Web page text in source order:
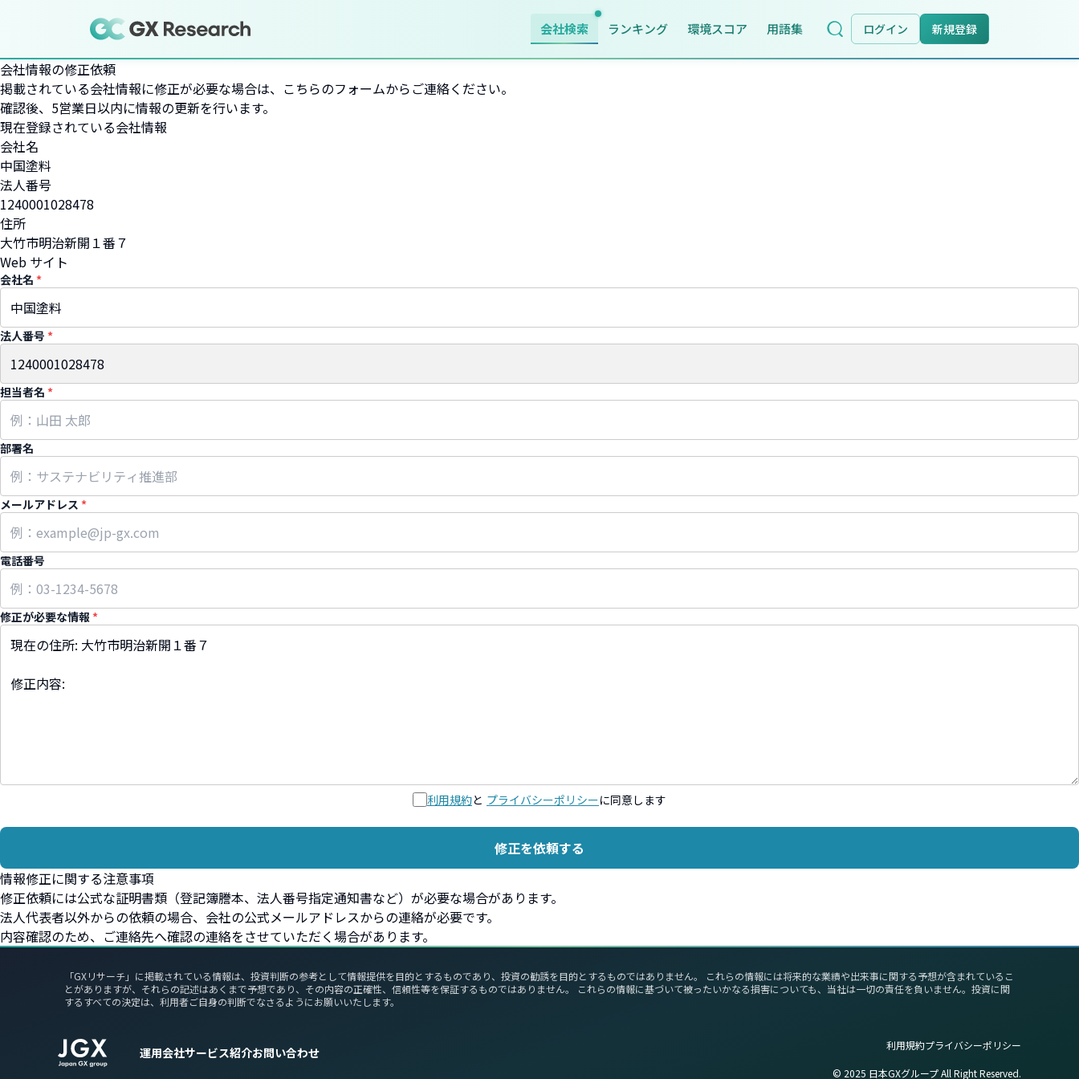
会社検索 ランキング 環境スコア 用語集 ログイン 新規登録
会社情報の修正依頼
掲載されている会社情報に修正が必要な場合は、こちらのフォームからご連絡ください。
確認後、5営業日以内に情報の更新を行います。
現在登録されている会社情報
会社名
中国塗料
法人番号
1240001028478
住所
大竹市明治新開１番７
Web サイト
会社名 *
法人番号 *
担当者名 *
部署名
メールアドレス *
電話番号
修正が必要な情報 *
利用規約と プライバシーポリシーに同意します
修正を依頼する
情報修正に関する注意事項
修正依頼には公式な証明書類（登記簿謄本、法人番号指定通知書など）が必要な場合があります。
法人代表者以外からの依頼の場合、会社の公式メールアドレスからの連絡が必要です。
内容確認のため、ご連絡先へ確認の連絡をさせていただく場合があります。
「GXリサーチ」に掲載されている情報は、投資判断の参考として情報提供を目的とするものであり、投資の勧誘を目的とするものではありません。 これらの情報には将来的な業績や出来事に関する予想が含まれているこ
とがありますが、それらの記述はあくまで予想であり、その内容の正確性、信頼性等を保証するものではありません。 これらの情報に基づいて被ったいかなる損害についても、当社は一切の責任を負いません。投資に関
するすべての決定は、利用者ご自身の判断でなさるようにお願いいたします。
運用会社サービス紹介お問い合わせ 利用規約プライバシーポリシー
©︎ 2025 日本GXグループ All Right Reserved.